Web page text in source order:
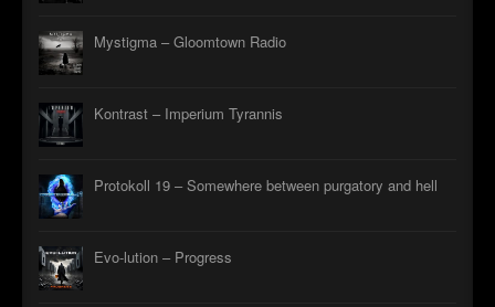
Mystigma – Gloomtown Radio
Kontrast – Imperium Tyrannis
Protokoll 19 – Somewhere between purgatory and hell
Evo-lution – Progress